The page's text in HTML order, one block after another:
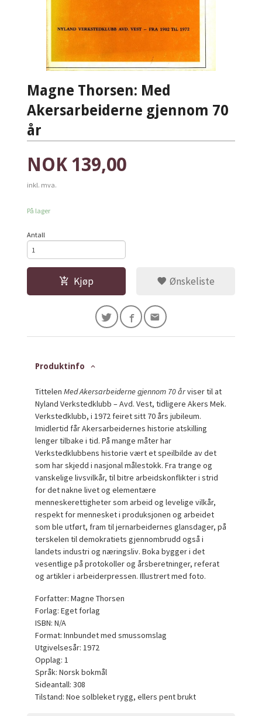
Magne Thorsen: Med
Akersarbeiderne gjennom 70
år
Pris
NOK 139,00
inkl. mva.
På lager
Antall
Kjøp Ønskeliste
Produktinfo
TittelenMed Akersarbeiderne gjennom 70 årviser til at
Nyland Verkstedklubb – Avd. Vest, tidligere Akers Mek.
Verkstedklubb, i 1972 feiret sitt 70 års jubileum.
Imidlertid får Akersarbeidernes historie atskilling
lenger tilbake i tid. På mange måter har
Verkstedklubbens historie vært et speilbilde av det
som har skjedd i nasjonal målestokk. Fra trange og
vanskelige livsvilkår, til bitre arbeidskonflikter i strid
for det nakne livet og elementære
menneskerettigheter som arbeid og levelige vilkår,
respekt for mennesket i produksjonen og arbeidet
som ble utført, fram til jernarbeidernes glansdager, på
terskelen til demokratiets gjennombrudd også i
landets industri og næringsliv. Boka bygger i det
vesentlige på protokoller og årsberetninger, referat
og artikler i arbeiderpressen. Illustrert med foto.
Forfatter: Magne Thorsen
Forlag: Eget forlag
ISBN: N/A
Format: Innbundet med smussomslag
Utgivelsesår: 1972
Opplag: 1
Språk: Norsk bokmål
Sideantall: 308
Tilstand: Noe solbleket rygg, ellers pent brukt